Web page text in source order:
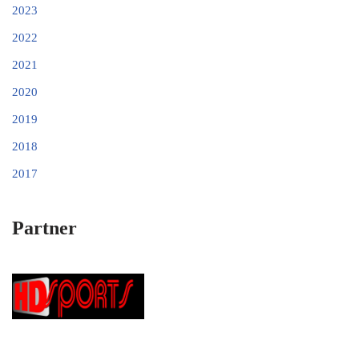
2023
2022
2021
2020
2019
2018
2017
Partner